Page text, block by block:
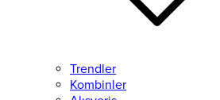
Trendler
Kombinler